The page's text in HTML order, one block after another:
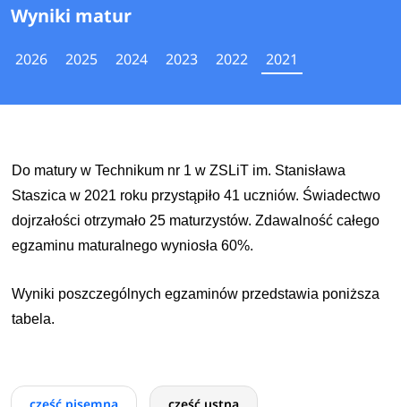
Wyniki matur
2026 2025 2024 2023 2022 2021
Do matury w Technikum nr 1 w ZSLiT im. Stanisława
Staszica w 2021 roku przystąpiło 41 uczniów. Świadectwo
dojrzałości otrzymało 25 maturzystów. Zdawalność całego
egzaminu maturalnego wyniosła 60%.
Wyniki poszczególnych egzaminów przedstawia poniższa
tabela.